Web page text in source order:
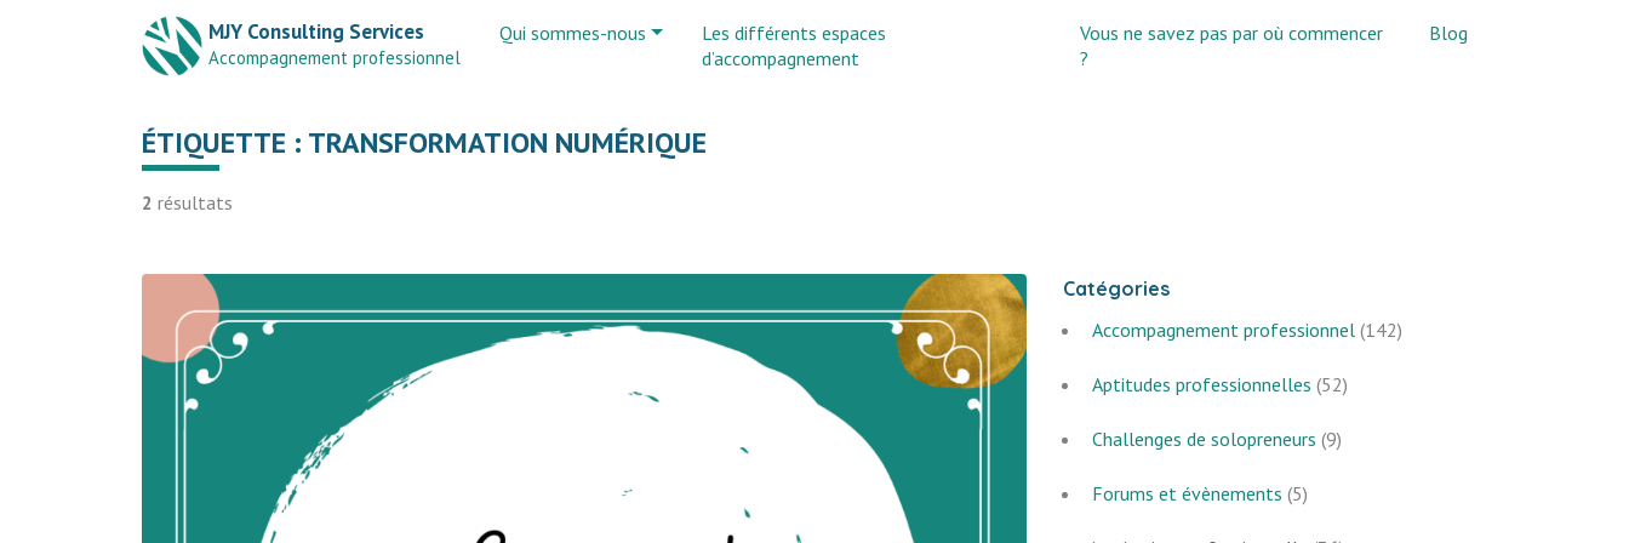
MJY Consulting Services
Accompagnement professionnel
Qui sommes-nous
Les différents espaces
d’accompagnement
Vous ne savez pas par où commencer
?
Blog
ÉTIQUETTE : TRANSFORMATION NUMÉRIQUE
2 résultats
Catégories
Accompagnement professionnel (142)
Aptitudes professionnelles (52)
Challenges de solopreneurs (9)
Forums et évènements (5)